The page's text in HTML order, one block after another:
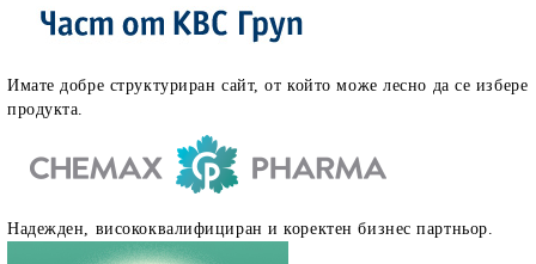
Имате добре структуриран сайт, от който може лесно да се избере
продукта.
Надежден, висококвалифициран и коректен бизнес партньор.